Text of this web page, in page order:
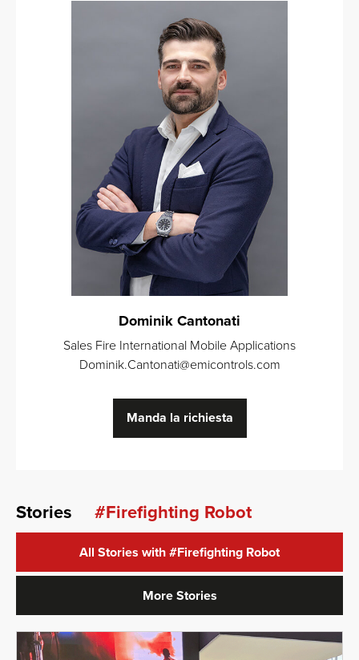
Dominik Cantonati
Sales Fire International Mobile Applications
Dominik.Cantonati@emicontrols.com
Manda la richiesta
Stories #Firefighting Robot
All Stories with #Firefighting Robot
More Stories